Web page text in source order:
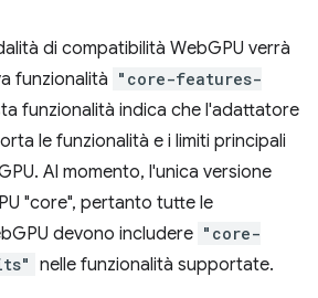
di compatibilità WebGPU verrà
funzionalità "core-features-
funzionalità indica che l'adattatore
le funzionalità e i limiti principali
Al momento, l'unica versione
"core", pertanto tutte le
devono includere "core-
nelle funzionalità supportate.